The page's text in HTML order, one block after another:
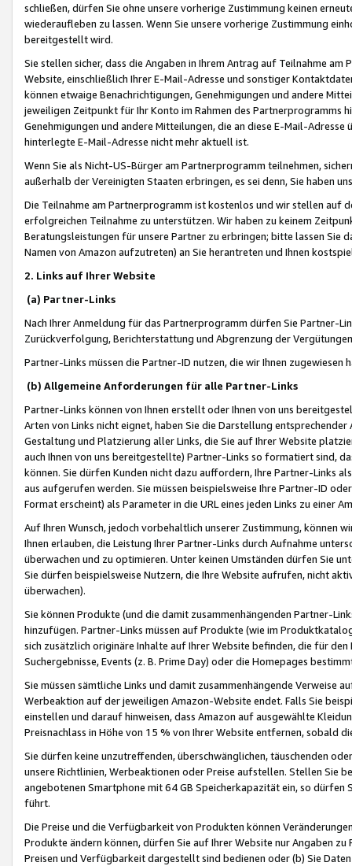
schließen, dürfen Sie ohne unsere vorherige Zustimmung keinen
wiederaufleben zu lassen. Wenn Sie unsere vorherige Zustimmung
bereitgestellt wird.
Sie stellen sicher, dass die Angaben in Ihrem Antrag auf Teilnahme
Website, einschließlich Ihrer E-Mail-Adresse und sonstiger
können etwaige Benachrichtigungen, Genehmigungen und andere
jeweiligen Zeitpunkt für Ihr Konto im Rahmen des Partnerprogramms
Genehmigungen und andere Mitteilungen, die an diese E-Mail-
hinterlegte E-Mail-Adresse nicht mehr aktuell ist.
Wenn Sie als Nicht-US-Bürger am Partnerprogramm teilnehmen,
außerhalb der Vereinigten Staaten erbringen, es sei denn, Sie haben
Die Teilnahme am Partnerprogramm ist kostenlos und wir stellen auf
erfolgreichen Teilnahme zu unterstützen. Wir haben zu keinem
Beratungsleistungen für unsere Partner zu erbringen; bitte lassen Sie
Namen von Amazon aufzutreten) an Sie herantreten und Ihnen
2. Links auf Ihrer Website
(a) Partner-Links
Nach Ihrer Anmeldung für das Partnerprogramm dürfen Sie Partner-
Zurückverfolgung, Berichterstattung und Abgrenzung der
Partner-Links müssen die Partner-ID nutzen, die wir Ihnen zugewiesen
(b) Allgemeine Anforderungen für alle Partner-Links
Partner-Links können von Ihnen erstellt oder Ihnen von uns
Arten von Links nicht eignet, haben Sie die Darstellung
Gestaltung und Platzierung aller Links, die Sie auf Ihrer Website
auch Ihnen von uns bereitgestellte) Partner-Links so formatiert sind,
können. Sie dürfen Kunden nicht dazu auffordern, Ihre Partner-Links
aus aufgerufen werden. Sie müssen beispielsweise Ihre Partner-ID
Format erscheint) als Parameter in die URL eines jeden Links zu einer
Auf Ihren Wunsch, jedoch vorbehaltlich unserer Zustimmung, können
Ihnen erlauben, die Leistung Ihrer Partner-Links durch Aufnahme
überwachen und zu optimieren. Unter keinen Umständen dürfen Sie
Sie dürfen beispielsweise Nutzern, die Ihre Website aufrufen, nicht
überwachen).
Sie können Produkte (und die damit zusammenhängenden Partner-
hinzufügen. Partner-Links müssen auf Produkte (wie im
sich zusätzlich originäre Inhalte auf Ihrer Website befinden, die für
Suchergebnisse, Events (z. B. Prime Day) oder die Homepages
Sie müssen sämtliche Links und damit zusammenhängende
Werbeaktion auf der jeweiligen Amazon-Website endet. Falls Sie
einstellen und darauf hinweisen, dass Amazon auf ausgewählte
Preisnachlass in Höhe von 15 % von Ihrer Website entfernen, sobald
Sie dürfen keine unzutreffenden, überschwänglichen, täuschenden
unsere Richtlinien, Werbeaktionen oder Preise aufstellen. Stellen Sie
angebotenen Smartphone mit 64 GB Speicherkapazität ein, so dürfen
führt.
Die Preise und die Verfügbarkeit von Produkten können
Produkte ändern können, dürfen Sie auf Ihrer Website nur Angaben
Preisen und Verfügbarkeit dargestellt sind bedienen oder (b) Sie